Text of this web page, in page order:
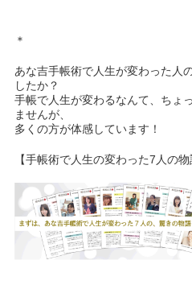
＊
あな吉手帳術で人生が変わった人
したか？
手帳で人生が変わるなんて、ちょ
ませんが、
多くの方が体感しています！
【手帳術で人生の変わった7人の物